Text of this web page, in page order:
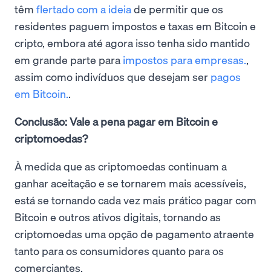
têm flertado com a ideiade permitir que os
residentes paguem impostos e taxas em Bitcoin e
cripto, embora até agora isso tenha sido mantido
em grande parte para impostos para empresas.,
assim como indivíduos que desejam ser pagos
em Bitcoin..
Conclusão: Vale a pena pagar em Bitcoin e
criptomoedas?
À medida que as criptomoedas continuam a
ganhar aceitação e se tornarem mais acessíveis,
está se tornando cada vez mais prático pagar com
Bitcoin e outros ativos digitais, tornando as
criptomoedas uma opção de pagamento atraente
tanto para os consumidores quanto para os
comerciantes.